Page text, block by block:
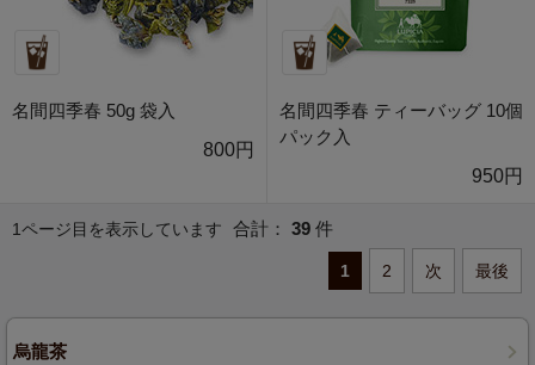
名間四季春 50g 袋入
800円
名間四季春 ティーバッグ 10個
パック入
950円
1ページ目を表示しています 合計： 39 件
1 2 次 最後
烏龍茶